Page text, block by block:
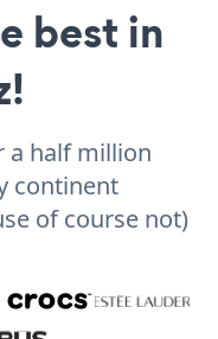
best in
a half million
continent
of course not)